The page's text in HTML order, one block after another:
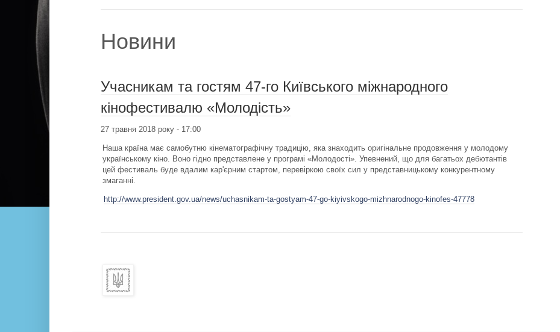
Новини
Учасникам та гостям 47-го Київського міжнародного
кінофестивалю «Молодість»
27 травня 2018 року - 17:00
Наша країна має самобутню кінематографічну традицію, яка знаходить оригінальне продовження у молодому
українському кіно. Воно гідно представлене у програмі «Молодості». Упевнений, що для багатьох дебютантів
цей фестиваль буде вдалим кар'єрним стартом, перевіркою своїх сил у представницькому конкурентному
змаганні.
http://www.president.gov.ua/news/uchasnikam-ta-gostyam-47-go-kiyivskogo-mizhnarodnogo-kinofes-47778